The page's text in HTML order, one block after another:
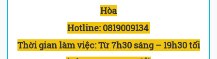
Hòa
Hotline: 0819009134
Thời gian làm việc:Từ 7h30 sáng – 19h30 tối